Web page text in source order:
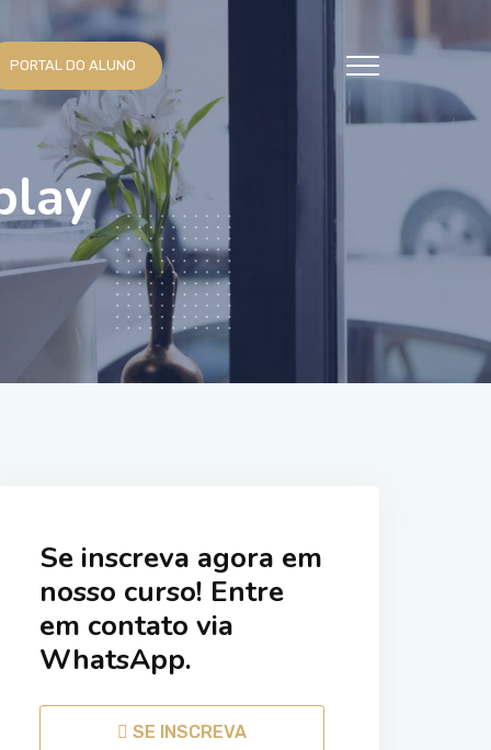
PORTAL DO ALUNO
Se inscreva agora em
nosso curso! Entre
em contato via
WhatsApp.
SE INSCREVA